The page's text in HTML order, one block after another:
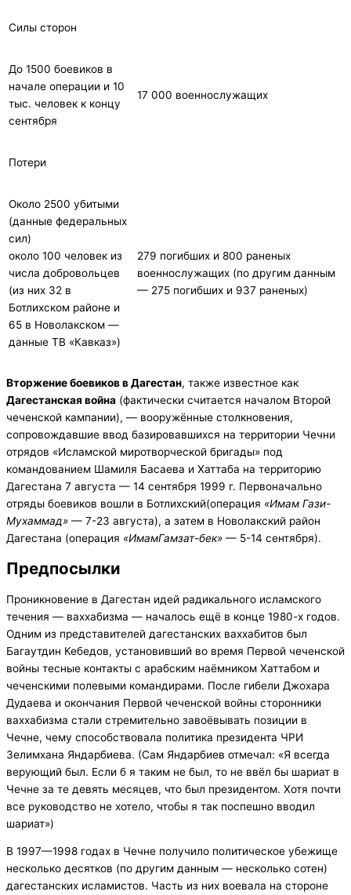
Силы сторон
До 1500 боевиков в
начале операции и 10
тыс. человек к концу
сентября
17 000 военнослужащих
Потери
Около 2500 убитыми
(данные федеральных
сил)
около 100 человек из
числа добровольцев
(из них 32 в
Ботлихском районе и
65 в Новолакском —
данные ТВ «Кавказ»)
279 погибших и 800 раненых
военнослужащих (по другим данным
— 275 погибших и 937 раненых)
Вторжение боевиков в Дагестан, также известное как
Дагестанская война (фактически считается началом Второй
чеченской кампании), — вооружённые столкновения,
сопровождавшие ввод базировавшихся на территории Чечни
отрядов «Исламской миротворческой бригады» под
командованием Шамиля Басаева и Хаттаба на территорию
Дагестана 7 августа — 14 сентября 1999 г. Первоначально
отряды боевиков вошли в Ботлихский(операция «Имам Гази-
Мухаммад» — 7-23 августа), а затем в Новолакский район
Дагестана (операция «ИмамГамзат-бек» — 5-14 сентября).
Предпосылки
Проникновение в Дагестан идей радикального исламского
течения — ваххабизма — началось ещё в конце 1980-х годов.
Одним из представителей дагестанских ваххабитов был
Багаутдин Кебедов, установивший во время Первой чеченской
войны тесные контакты с арабским наёмником Хаттабом и
чеченскими полевыми командирами. После гибели Джохара
Дудаева и окончания Первой чеченской войны сторонники
ваххабизма стали стремительно завоёвывать позиции в
Чечне, чему способствовала политика президента ЧРИ
Зелимхана Яндарбиева. (Сам Яндарбиев отмечал: «Я всегда
верующий был. Если б я таким не был, то не ввёл бы шариат в
Чечне за те девять месяцев, что был президентом. Хотя почти
все руководство не хотело, чтобы я так поспешно вводил
шариат»)
В 1997—1998 годах в Чечне получило политическое убежище
несколько десятков (по другим данным — несколько сотен)
дагестанских исламистов. Часть из них воевала на стороне